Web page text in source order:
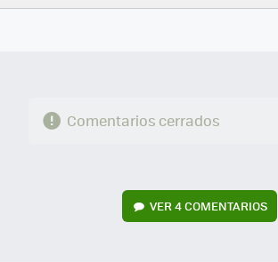
FACEBOOK
TWITTERFLIPBOARD
E-
WHATSAPP
Comentarios cerrados
VER4 COMENTARIOS